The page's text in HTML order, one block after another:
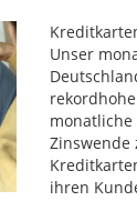
Unser
monatliche
Zinswende
ihren